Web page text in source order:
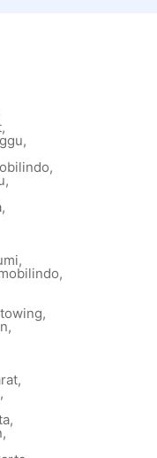
,
,
,
,
,
,
,
,
,
,
,
,
,